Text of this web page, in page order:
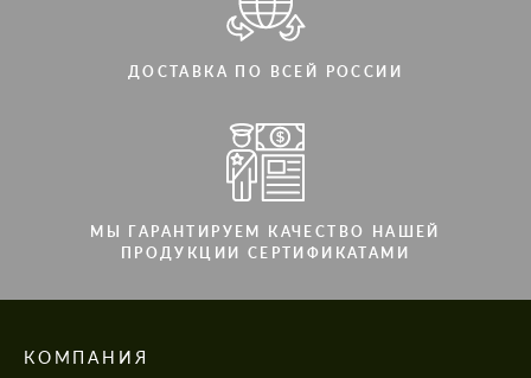
ДОСТАВКА ПО ВСЕЙ РОССИИ
МЫ ГАРАНТИРУЕМ КАЧЕСТВО НАШЕЙ
ПРОДУКЦИИ СЕРТИФИКАТАМИ
КОМПАНИЯ